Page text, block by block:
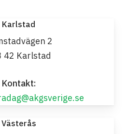
Karlstad
2
42 Karlstad
Kontakt:
Västerås